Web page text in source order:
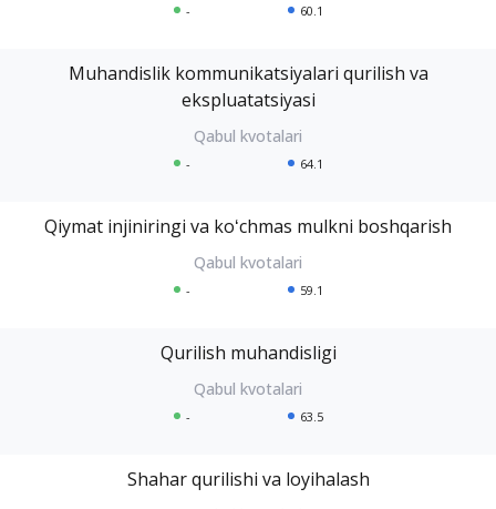
- 60.1
Muhandislik kommunikatsiyalari qurilish va
ekspluatatsiyasi
- 64.1
Qiymat injiniringi va koʻchmas mulkni boshqarish
- 59.1
Qurilish muhandisligi
- 63.5
Shahar qurilishi va loyihalash